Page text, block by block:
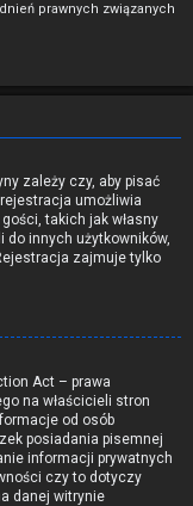
prawnych związanych
zależy czy, aby pisać
umożliwia
takich jak własny
do innych użytkowników,
zajmuje tylko
Act – prawa
na właścicieli stron
od osób
posiadania pisemnej
informacji prywatnych
czy to dotyczy
danej witrynie